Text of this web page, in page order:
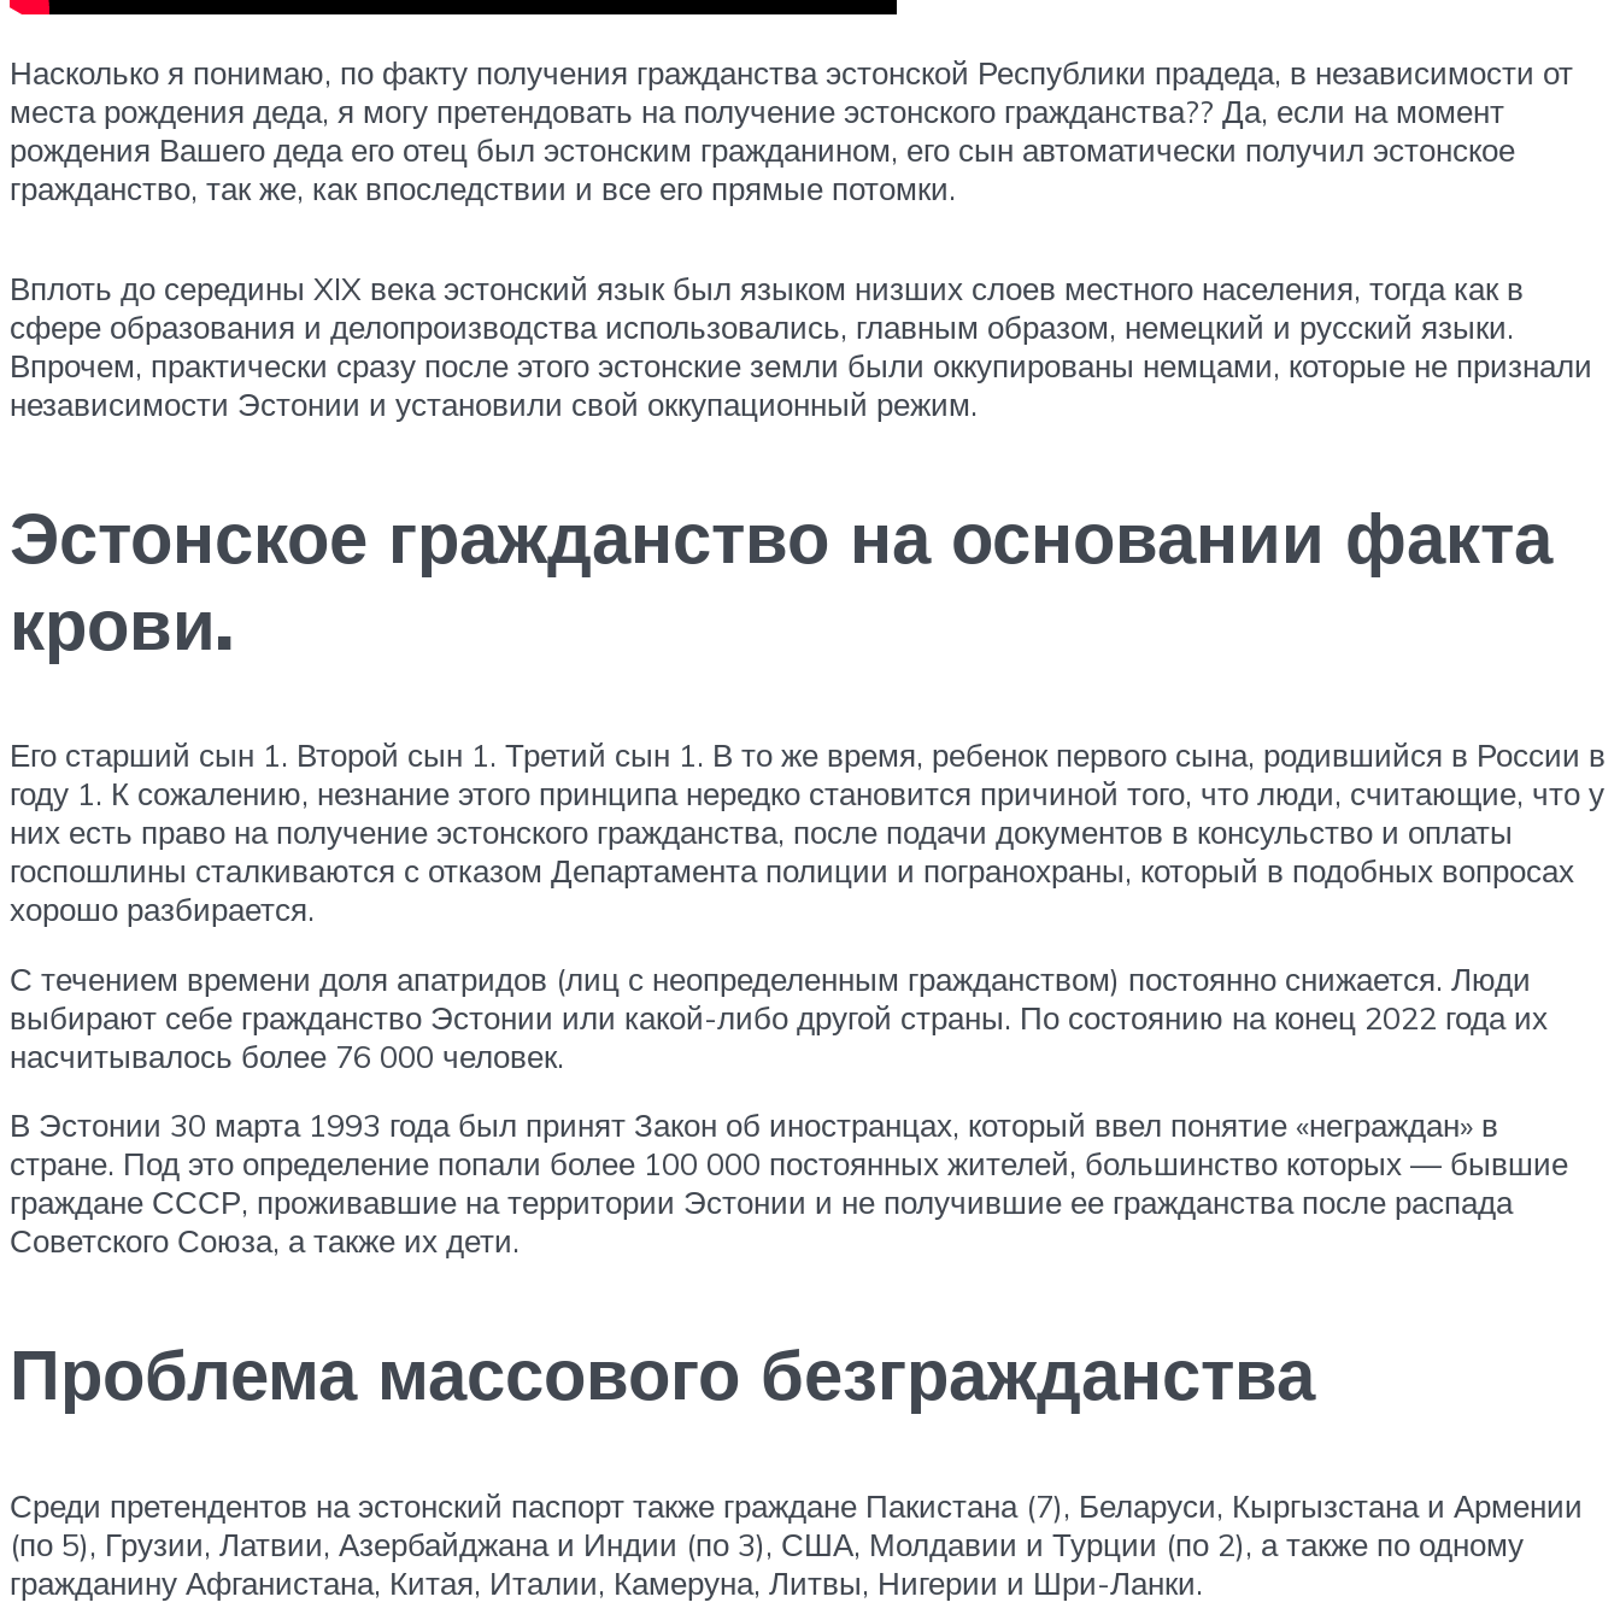
Насколько я понимаю, по факту получения гражданства эстонской Республики прадеда, в независимости от
места рождения деда, я могу претендовать на получение эстонского гражданства?? Да, если на момент
рождения Вашего деда его отец был эстонским гражданином, его сын автоматически получил эстонское
гражданство, так же, как впоследствии и все его прямые потомки.
Вплоть до середины XIX века эстонский язык был языком низших слоев местного населения, тогда как в
сфере образования и делопроизводства использовались, главным образом, немецкий и русский языки.
Впрочем, практически сразу после этого эстонские земли были оккупированы немцами, которые не признали
независимости Эстонии и установили свой оккупационный режим.
Эстонское гражданство на основании факта
крови.
Его старший сын 1. Второй сын 1. Третий сын 1. В то же время, ребенок первого сына, родившийся в России в
году 1. К сожалению, незнание этого принципа нередко становится причиной того, что люди, считающие, что у
них есть право на получение эстонского гражданства, после подачи документов в консульство и оплаты
госпошлины сталкиваются с отказом Департамента полиции и погранохраны, который в подобных вопросах
хорошо разбирается.
С течением времени доля апатридов (лиц с неопределенным гражданством) постоянно снижается. Люди
выбирают себе гражданство Эстонии или какой-либо другой страны. По состоянию на конец 2022 года их
насчитывалось более 76 000 человек.
В Эстонии 30 марта 1993 года был принят Закон об иностранцах, который ввел понятие «неграждан» в
стране. Под это определение попали более 100 000 постоянных жителей, большинство которых — бывшие
граждане СССР, проживавшие на территории Эстонии и не получившие ее гражданства после распада
Советского Союза, а также их дети.
Проблема массового безгражданства
Среди претендентов на эстонский паспорт также граждане Пакистана (7), Беларуси, Кыргызстана и Армении
(по 5), Грузии, Латвии, Азербайджана и Индии (по 3), США, Молдавии и Турции (по 2), а также по одному
гражданину Афганистана, Китая, Италии, Камеруна, Литвы, Нигерии и Шри-Ланки.